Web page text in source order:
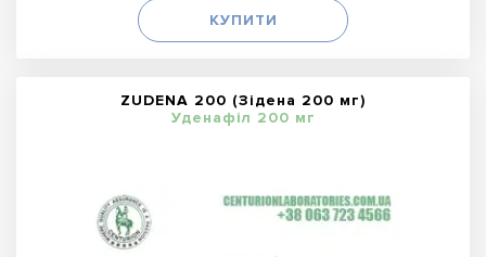
КУПИТИ
ZUDENA 200 (Зідена 200 мг)
Уденафіл 200 мг